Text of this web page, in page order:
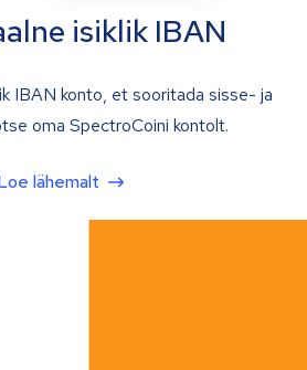
isiklik IBAN
IBAN konto, et sooritada sisse- ja
oma SpectroCoini kontolt.
lähemalt